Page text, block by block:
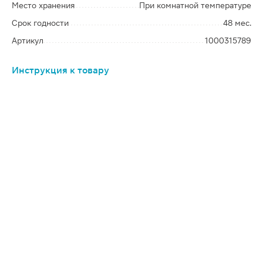
Место хранения
При комнатной температуре
Срок годности
48 мес.
Артикул
1000315789
Инструкция к товару